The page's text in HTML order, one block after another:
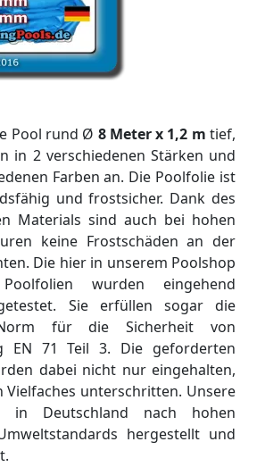
Pool rund Ø 8 Meter x 1,2 m tief,
in 2 verschiedenen Stärken und
Farben an. Die Poolfolie ist
und frostsicher. Dank des
Materials sind auch bei hohen
keine Frostschäden an der
Die hier in unserem Poolshop
wurden eingehend
Sie erfüllen sogar die
für die Sicherheit von
EN 71 Teil 3. Die geforderten
dabei nicht nur eingehalten,
Vielfaches unterschritten. Unsere
in Deutschland nach hohen
hergestellt und